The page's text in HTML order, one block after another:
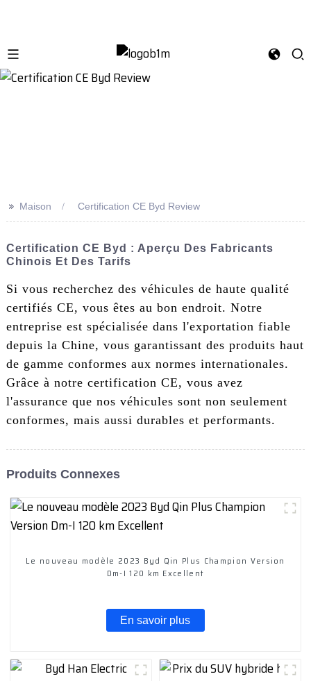
>> Maison Certification CE Byd Review
Certification CE Byd : Aperçu Des Fabricants
Chinois Et Des Tarifs
Si vous recherchez des véhicules de haute qualité
certifiés CE, vous êtes au bon endroit. Notre
entreprise est spécialisée dans l'exportation fiable
depuis la Chine, vous garantissant des produits haut
de gamme conformes aux normes internationales.
Grâce à notre certification CE, vous avez
l'assurance que nos véhicules sont non seulement
conformes, mais aussi durables et performants.
Produits Connexes
Le nouveau modèle 2023 Byd Qin Plus Champion Version
Dm-I 120 km Excellent
En savoir plus